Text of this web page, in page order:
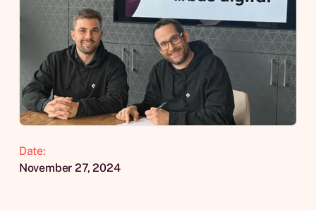
Date:
November 27, 2024